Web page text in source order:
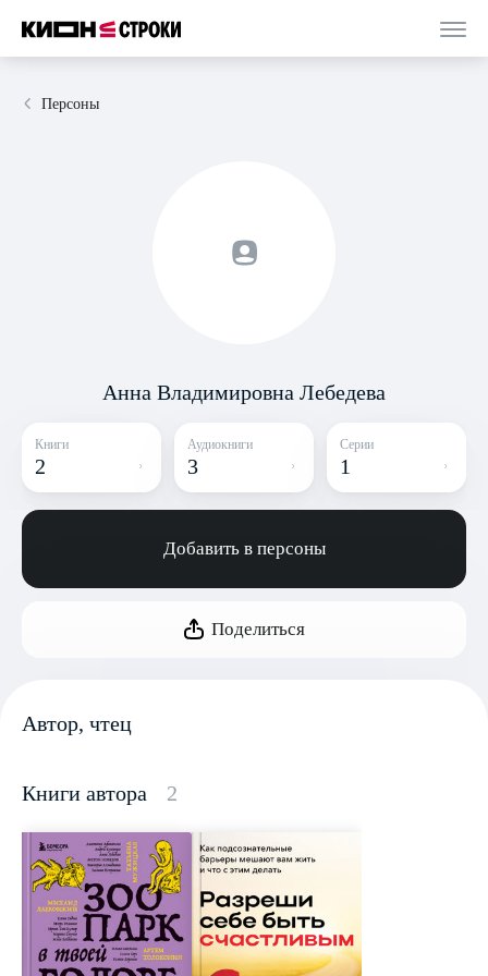
Персоны
Анна Владимировна Лебедева
Книги
2
Аудиокниги
3
Серии
1
Добавить в персоны
Поделиться
Автор, чтец
Книги автора 2